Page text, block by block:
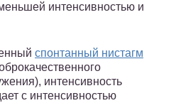
интенсивностью и
спонтанный нистагм
интенсивность
с интенсивностью